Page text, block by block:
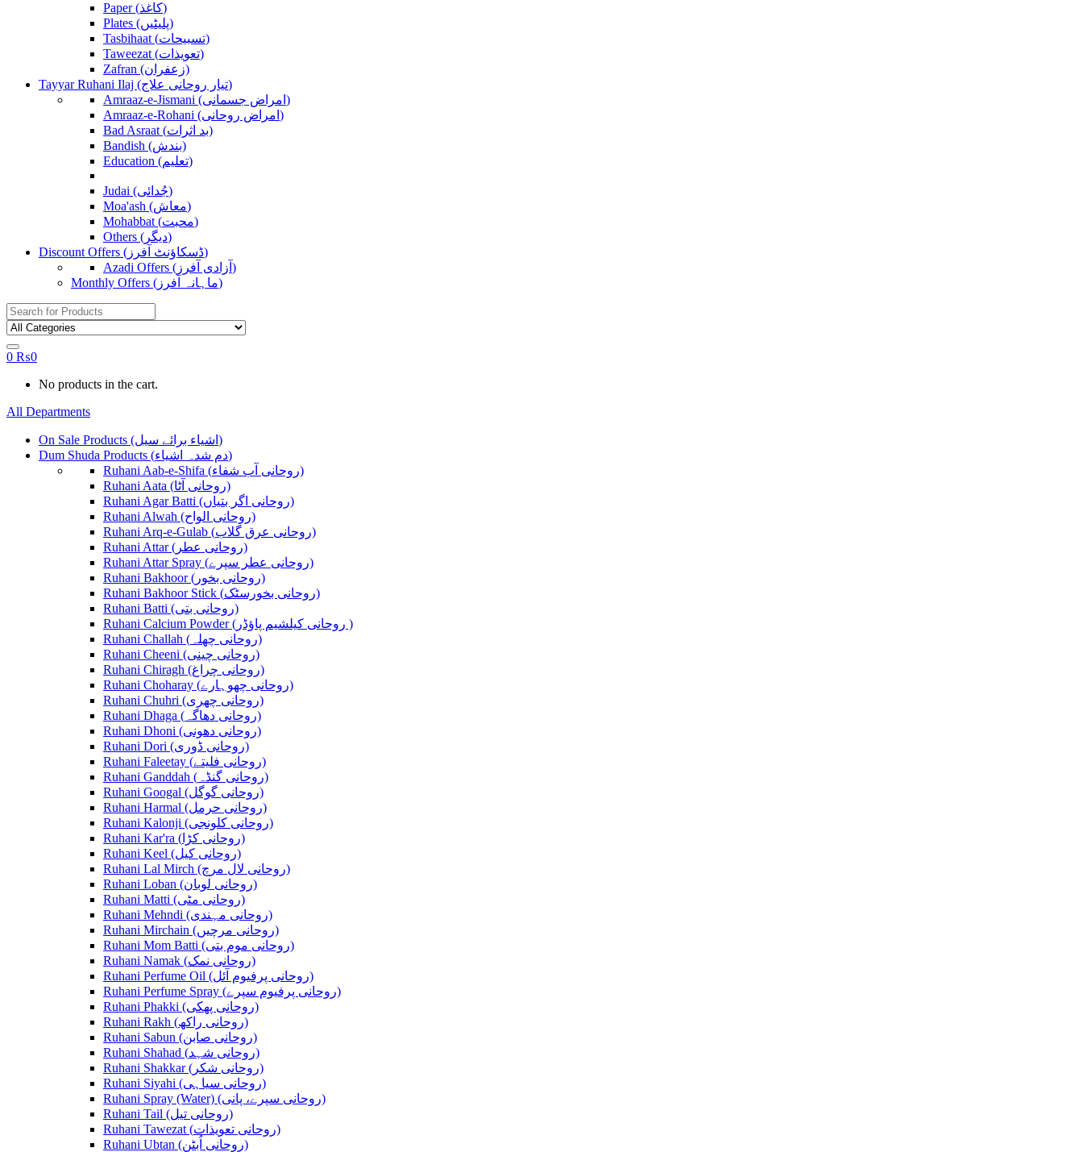
Paper (کاغذ)
Plates (پلیٹیں)
Tasbihaat (تسبیحات)
Taweezat (تعویذات)
Zafran (زعفران)
Tayyar Ruhani Ilaj (تیار روحانی علاج)
Amraaz-e-Jismani (امراض جسمانی)
Amraaz-e-Rohani (امراض روحانی)
Bad Asraat (بد اثرات)
Bandish (بندش)
Education (تعلیم)
Judai (جُدائی)
Moa'ash (معاش)
Mohabbat (محبت)
Others (دیگر)
Discount Offers (ڈسکاؤنٹ آفرز)
Azadi Offers (آزادی آفرز)
Monthly Offers (ماہانہ آفرز)
Search
for:
0 ₨0
No products in the cart.
All Departments
On Sale Products (اشیاء برائے سیل)
Dum Shuda Products (دم شدہ اشیاء)
Ruhani Aab-e-Shifa (روحانی آب شفاء)
Ruhani Aata (روحانی آٹا)
Ruhani Agar Batti (روحانی اگر بتیاں)
Ruhani Alwah (روحانی الواح)
Ruhani Arq-e-Gulab (روحانی عرق گلاب)
Ruhani Attar (روحانی عطر)
Ruhani Attar Spray (روحانی عطر سپرے)
Ruhani Bakhoor (روحانی بخور)
Ruhani Bakhoor Stick (روحانی بخورسٹک)
Ruhani Batti (روحانی بتی)
Ruhani Calcium Powder (روحانی کیلشیم پاؤڈر )
Ruhani Challah (روحانی چھلہ)
Ruhani Cheeni (روحانی چینی)
Ruhani Chiragh (روحانی چراغ)
Ruhani Choharay (روحانی چھوہارے)
Ruhani Chuhri (روحانی چھری)
Ruhani Dhaga (روحانی دھاگہ)
Ruhani Dhoni (روحانی دھونی)
Ruhani Dori (روحانی ڈوری)
Ruhani Faleetay (روحانی فلیتے)
Ruhani Ganddah (روحانی گنڈہ)
Ruhani Googal (روحانی گوگل)
Ruhani Harmal (روحانی حرمل)
Ruhani Kalonji (روحانی کلونجی)
Ruhani Kar'ra (روحانی کڑا)
Ruhani Keel (روحانی کیل)
Ruhani Lal Mirch (روحانی لال مرچ)
Ruhani Loban (روحانی لوبان)
Ruhani Matti (روحانی مٹی)
Ruhani Mehndi (روحانی مہندی)
Ruhani Mirchain (روحانی مرچیں)
Ruhani Mom Batti (روحانی موم بتی)
Ruhani Namak (روحانی نمک)
Ruhani Perfume Oil (روحانی پرفیوم آئل)
Ruhani Perfume Spray (روحانی پرفیوم سپرے)
Ruhani Phakki (روحانی پھکی)
Ruhani Rakh (روحانی راکھ)
Ruhani Sabun (روحانی صابن)
Ruhani Shahad (روحانی شہد)
Ruhani Shakkar (روحانی شکر)
Ruhani Siyahi (روحانی سیاہی)
Ruhani Spray (Water) (روحانی سپرے، پانی)
Ruhani Tail (روحانی تیل)
Ruhani Tawezat (روحانی تعویذات)
Ruhani Ubtan (روحانی اُبٹن)